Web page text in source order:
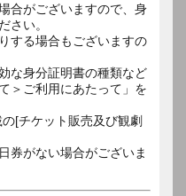
合がございますので、身
さい。
する場合もございますの
な身分証明書の種類など
＞ご利用にあたって」を
[チケット販売及び観劇
券がない場合がございま